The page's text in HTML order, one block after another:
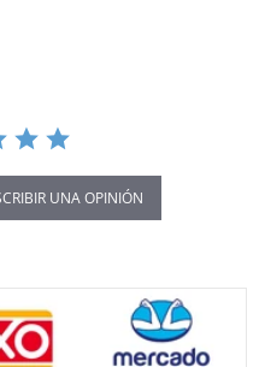
UNA OPINIÓN